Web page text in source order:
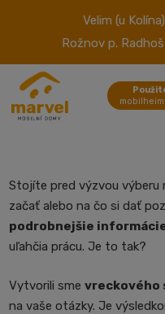
Velim (u Kolína)
Rožnov p.
Sprievodca
Stojíte pred výzvou výberu
začať alebo na čo si dať
podrobnejšie
uľahčia prácu. Je to tak?
Vytvorili smevreckového
na vaše otázky. Je